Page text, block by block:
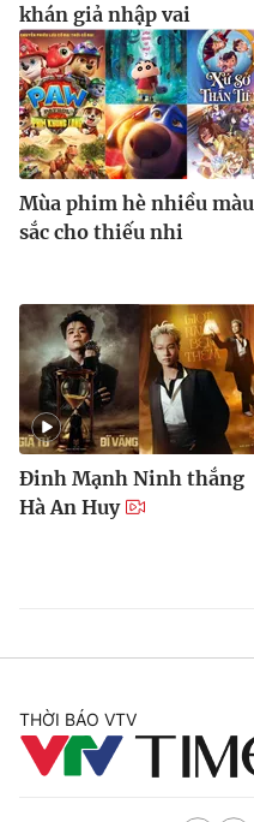
khán giả nhập vai
Mùa phim hè nhiều màu
sắc cho thiếu nhi
Đinh Mạnh Ninh thắng
Hà An Huy
THỜI BÁO VTV